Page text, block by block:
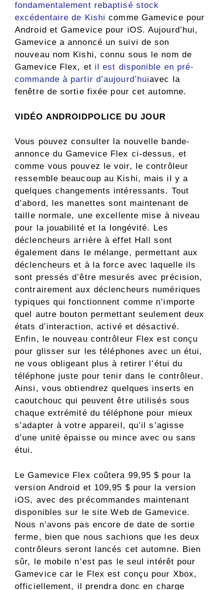
fondamentalement rebaptisé stock
excédentaire de Kishi comme Gamevice pour
Android et Gamevice pour iOS. Aujourd’hui,
Gamevice a annoncé un suivi de son
nouveau nom Kishi, connu sous le nom de
Gamevice Flex, et il est disponible en pré-
commande à partir d’aujourd’huiavec la
fenêtre de sortie fixée pour cet automne.
VIDÉO ANDROIDPOLICE DU JOUR
Vous pouvez consulter la nouvelle bande-
annonce du Gamevice Flex ci-dessus, et
comme vous pouvez le voir, le contrôleur
ressemble beaucoup au Kishi, mais il y a
quelques changements intéressants. Tout
d’abord, les manettes sont maintenant de
taille normale, une excellente mise à niveau
pour la jouabilité et la longévité. Les
déclencheurs arrière à effet Hall sont
également dans le mélange, permettant aux
déclencheurs et à la force avec laquelle ils
sont pressés d’être mesurés avec précision,
contrairement aux déclencheurs numériques
typiques qui fonctionnent comme n’importe
quel autre bouton permettant seulement deux
états d’interaction, activé et désactivé.
Enfin, le nouveau contrôleur Flex est conçu
pour glisser sur les téléphones avec un étui,
ne vous obligeant plus à retirer l’étui du
téléphone juste pour tenir dans le contrôleur.
Ainsi, vous obtiendrez quelques inserts en
caoutchouc qui peuvent être utilisés sous
chaque extrémité du téléphone pour mieux
s’adapter à votre appareil, qu’il s’agisse
d’une unité épaisse ou mince avec ou sans
étui.
Le Gamevice Flex coûtera 99,95 $ pour la
version Android et 109,95 $ pour la version
iOS, avec des précommandes maintenant
disponibles sur le site Web de Gamevice.
Nous n’avons pas encore de date de sortie
ferme, bien que nous sachions que les deux
contrôleurs seront lancés cet automne. Bien
sûr, le mobile n’est pas le seul intérêt pour
Gamevice car le Flex est conçu pour Xbox,
officiellement, il prendra donc en charge